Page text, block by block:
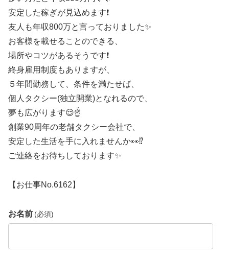
安定した稼ぎが見込めます❗
友人も年収800万と言っておりました✨
お客様を載せることのできる、
場所やコツがあるそうです❗
終身雇用制度もありますが、
５年間勤務して、条件を満たせば、
個人タクシー(独立開業)となれるので、
夢も広がります😌☝
創業90周年の老舗タクシー会社で、
安定した生活を手に入れませんか👀⁉
ご連絡をお待ちしております✨
【お仕事No.6162】
お名前 (必須)